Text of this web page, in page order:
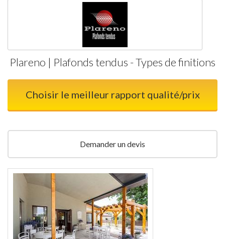
Plareno | Plafonds tendus - Types de finitions
Choisir le meilleur rapport qualité/prix
Demander un devis